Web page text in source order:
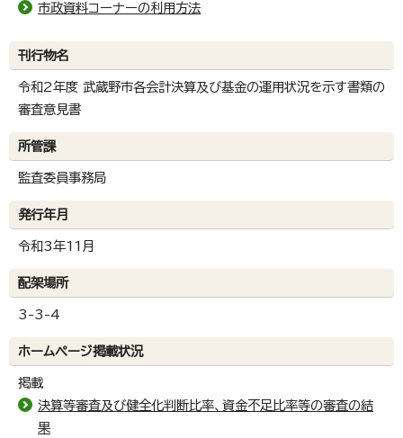
市政資料コーナーの利用方法
刊行物名
令和2年度 武蔵野市各会計決算及び基金の運用状況を示す書類の
審査意見書
所管課
監査委員事務局
発行年月
令和3年11月
配架場所
3-3-4
ホームページ掲載状況
掲載
決算等審査及び健全化判断比率、資金不足比率等の審査の結
果